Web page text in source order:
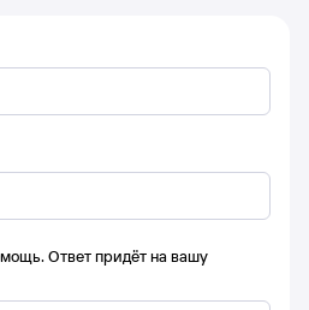
Ответ придёт на вашу